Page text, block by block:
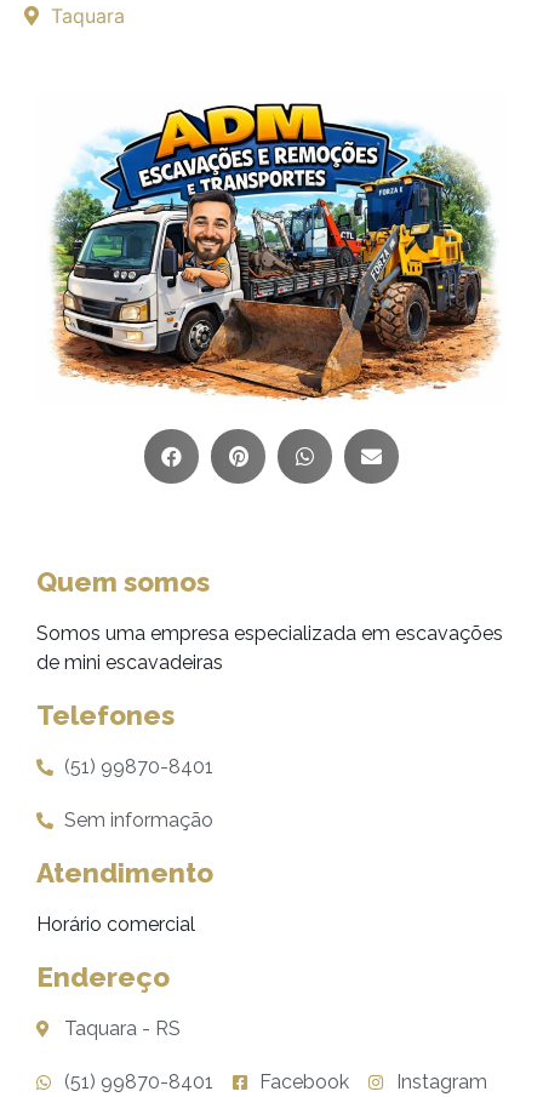
Taquara
Quem somos
Somos uma empresa especializada em escavações
de mini escavadeiras
Telefones
(51) 99870-8401
Sem informação
Atendimento
Horário comercial
Endereço
Taquara - RS
(51) 99870-8401 Facebook
Instagram